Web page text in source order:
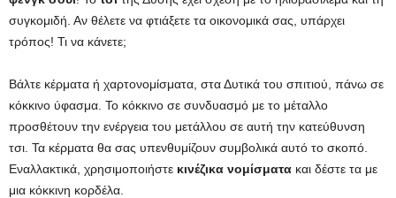
συγκομιδή. Αν θέλετε να φτιάξετε τα οικονομικά σας, υπάρχει
τρόπος! Τι να κάνετε;
Βάλτε κέρματα ή χαρτονομίσματα, στα Δυτικά του σπιτιού, πάνω σε
κόκκινο ύφασμα. Το κόκκινο σε συνδυασμό με το μέταλλο
προσθέτουν την ενέργεια του μετάλλου σε αυτή την κατεύθυνση
τσι. Τα κέρματα θα σας υπενθυμίζουν συμβολικά αυτό το σκοπό.
Εναλλακτικά, χρησιμοποιήστε κινέζικα νομίσματα και δέστε τα με
μια κόκκινη κορδέλα.